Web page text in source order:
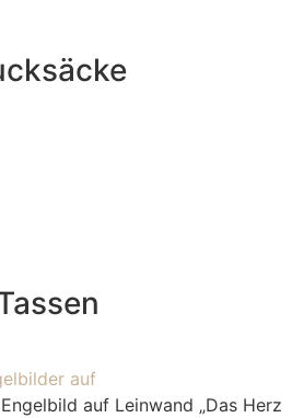
auf
auf Leinwand „Das Herz